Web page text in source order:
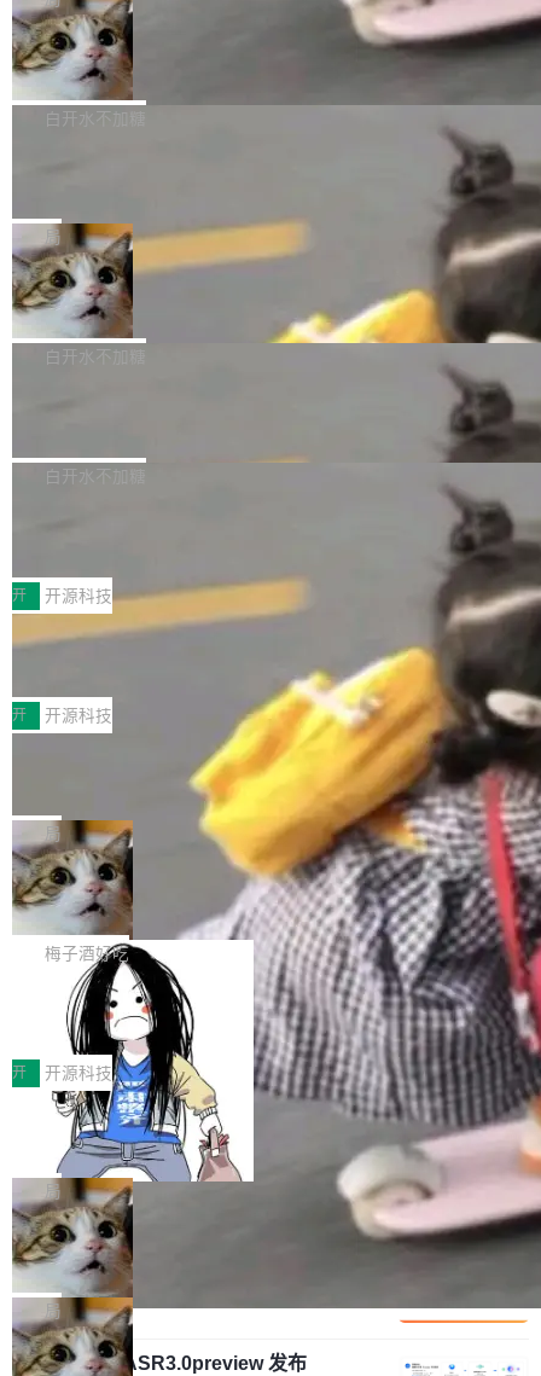
l 迁移或唤醒时，新宿主从 S3 恢复 SQLite 数据
库继续执行。存储库是持久化的唯一真相...
te 17 Pro、OPPO K15，要么是vivo X300 E这
样的次旗舰。 Galaxy Z Fold8 Ultra / Z Fold8 /
Z Flip8三款折叠屏新机均在7月22日发布，且全
部搭载骁龙8 Elite Gen5 for Galaxy，它们本该
本控制系统。目前处于 Early Access 阶段。 De
ltaDB 的核心思路直接写在 landing page 最显
眼的位置：「Software is made between com
mits」——软件是在 commit 之间写出来的。git
是把这段空隙补上。 回退到任何一次编辑：Delt
aDB 捕获 commit 之间的每一次操作，...
SpaceXAI 单季资本开支达 183 亿美元
根据风险投资人Tomer Tunguz 博客（VC 分
析）披露的最新分析与第二季度业绩报告，Spac
微软同期总资本开支的四成。 与亚马逊、Alpha
bet、微软以及 Meta 等传统科技巨头相比，Spa
ceXAI的资金消耗速度尤为引人瞩目。然而，支
撑庞大支出的资金来源却呈现出截然不同的面
貌。数据显示，微软和 Meta 主要依托充沛的经
白开水不加糖
一个在终端里运行的编程 agent；Muse Spark
1.2，驱动这个 agent 的新模型。一句话概括：
你可以用 curl -fsSL https://dev.meta.ai/install.
sh | bash 安装一个能在大项目里自动规划、写
代码、验证结果的 AI 终端工具。 据介绍，Muse
个主 agent 循环，外加一组后台 agent。这些后
局
美团开源 LoHoSearch，用知识图谱校
准 AI 能力认知
机器出题的前提，是让机器拥有全局视野。整个
构建流程可以分为四个环节：建图 → 控制难度
白开水不加糖
库，并将作为transport接入Mooncake TENT。
MPComm将作为一种传输引擎接入Mooncake T
ENT，实现零拷贝传输性能提升30%、非零拷贝
传输性能最高提升5倍。UCL-MPComm底层基
于自研UCL-Engine通信引擎，后续腾讯网平将
持续开源更多基于UCL-Engine的高性能通信组
件。 腾讯网平团队在UCL-MPComm中实现了一
个独立于业务线程的全局通信引擎（Engine），
白开水不加糖
型案例入选名单》，深信服“面向企业研发场景的
开源 AI 编程平台 CoStrict 应用”凭借卓越的技术
创新与落地成效成功入选。 全链路私有化部署，
助力企业AI研发安全落地 当前，越来越多企业已
经开始引入 AI Coding 工具，通过调用公有云模
型或企业内部部署模型提升研发效率。但随着 AI
Coding 从个人辅助工具逐步走向团队级、组织
级应用，企业在规模化落地过程中，对安全性、
可控性和代码质量提出了更高要求。 首先是数据
安全与合规要求。对于大多数普通研发场景，公
有云模型能够满足快速试用和效率提升的需求。
但对于金融、能源、医疗等对数据安全要求较...
开 开源科技
深信服AI算力网关入选工信部人工智能
前不久，工业和信息化部正式发布《2025年人工
智能应用典型案例名单》，集中展示人工智能在
各领域的应用成果，覆盖技术底座、行业赋能、
产品应用、支撑保障、专题等五大方向。深信服
AI算力网关（AI创新平台）成功入选！ 随着各行
各业的Agent走向规模化建设，算力构成形态逐
渐丰富，用户关注的重点也在发生变化：不只是
让AI用起来，还要进一步看清混合算力时代下，
Token花在哪里、算力是否被充分利用，以及持
续增长的AI成本该如何优化。 深信服AI算力网关
正是围绕这些实际问题，从Token治理和成本治
理两个方面，让用户的每一份算力都看得清、管
得住、用得稳、省得下、更安全！ 一、从现在开
始，Token使用一目...
开 开源科技
Jeff Dean 离开 Google：一个时代的结
束，一个实验室的开始
Google 员工编号 20。MapReduce 作者之一。
Bigtable 作者之一。TensorFlow 的作者之一。
Gemini 的架构师。Google 首席科学家。 Jeff D
ean 在 Google 工作了 27 年后，宣布离职。 他
不是一个人走。一同离开的还有 Sanjay Ghema
wat（Google 员工编号 23，Jeff Dean 二十多
年的编程搭档，MapReduce 和 Bigtable 的共同
作者）、Quoc Le（Google 大脑核心成员，Se
q2Seq 和 DocAI 的共同发明人）以及 Oriol Vin
yals（Gemini 联合负责人，AlphaSta...
局
🔥 SolonCode v2026.8.4 发布：界面
字体可调、22 种语言、记忆搜索增强
打开终端就能上岗的全中文编码智能体，这一轮
把「看得清、用母语、记得住」三件事一次补
齐。 SolonCode 是什么 SolonCode 是杭州无
耳科技研发的企业级终端编码智能体——一位全
中文驱动的数字员工，自主理解需求、规划步
骤、编写代码。不挑模型、不挑平台，curl 一行
装完即用。 开源地址：Gitee · GitCode · GitHu
b 安装 支持 Java 8+（8~26）、macOS / Linu
x / Windows / Harmony PC。 # macOS / Linu
x / Harmony PC curl -fsSL https://solon.noea
r.org/solon...
梅子酒好吃
让“代码语义理解”深度释放AI Coding
价值潜能：华为云码道（CodeArts）
代码仓技术解析
一、代码仓深度理解技术的作用与价值 在软件工
程实践中，代码仓是企业核心知识资产的主要载
体。企业级代码仓库通常包含数十万乃至数百万
个文件，其规模远超单次模型调用可承载的上下
文窗口。随着项目规模的持续扩张与代码历史的
不断累积，代码仓中的模块关系、接口契约、业
务逻辑等关键信息往往分散于数十乃至数百个文
件之中，形成高度复杂的知识关联网络。传统的
代码检索手段（如关键词匹配、目录遍历）仅能
在语法层面完成文本定位，难以触及代码的语义
内涵与结构关联，导致开发者使用代码智能体在
理解大规模代码仓时面临显著"代码仓理解"瓶
开 开源科技
一条“删库”命令跑 17 小时，算法工程
师删光 89TB 数据只为干私活
最高人民检察院8月4日公布了一起案件：北京一
名90后算法工程师王某，为了给自己接的私活腾
服务器空间，删光了公司AI游戏部门的全部核心
数据。 王某2024年1月入职东城区某科技公司AI
短剧部门，有互联网大厂背景。在公司内部架构
调整期间，部门三次通知全员将数据从A集群迁
移到B集群，王某都回复了"收到"。 他没有迁移
数据。2024年9月3日下午4点，他使用此前登录
局
Cloudflare 分享推理优化实践：KV ca
che 量化 + 权重压缩，吞吐量提升 4
1%，成本降 30%
Kimi 和 GLM 是当前最强的大模型系列之一，但
它们有一个共同的问题：太吃显存了。月之暗面
的 Kimi K 系列和智谱的 GLM 都是长上下文、M
oE 架构的大模型，好用到让人上瘾，但 GPU 显
局
腾讯混元 Hy ASR3.0preview 发布